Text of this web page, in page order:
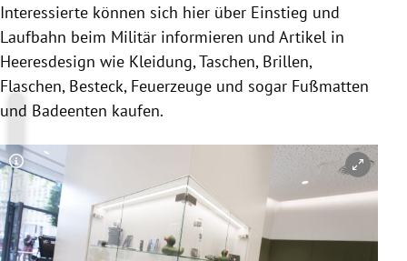
Interessierte können sich hier über Einstieg und
Laufbahn beim Militär informieren und Artikel in
Heeresdesign wie Kleidung, Taschen, Brillen,
Flaschen, Besteck, Feuerzeuge und sogar Fußmatten
und Badeenten kaufen.
Copyright-Hinweis öffnen/schließen